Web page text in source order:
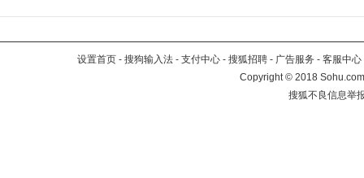
设置首页 - 搜狗输入法 - 支付中心 - 搜狐招聘 - 广告服务 - 客服中心
Copyright©2018
搜狐不良信息举